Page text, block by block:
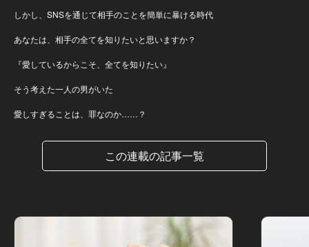
しかし、SNSを通じて相手のことを簡単に暴ける時代
あなたは、相手の全てを知りたいと思いますか？
『愛しているからこそ、全てを知りたい』
そう考えた一人の男がいた
愛しすぎることは、罪なのか……？
この連載の記事一覧